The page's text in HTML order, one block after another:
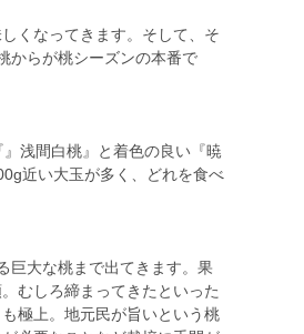
くなってきます。そして、そ
からが桃シーズンの本番で
浅間白桃』と着色の良い『暁
近い大玉が多く、どれを食べ
巨大な桃まで出てきます。果
むしろ締まってきたといった
極上。地元民が旨いという桃